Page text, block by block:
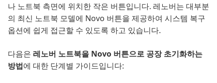
나 노트북 측면에 위치한 작은 버튼입니다. 레노버는 대부분
의 최신 노트북 모델에 Novo 버튼을 제공하여 시스템 복구
옵션에 쉽게 접근할 수 있도록 하고 있습니다.
다음은 레노버 노트북을 Novo 버튼으로 공장 초기화하는
방법에 대한 단계별 가이드입니다: